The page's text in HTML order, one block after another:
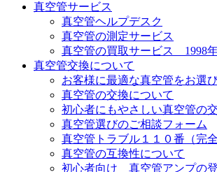
真空管サービス
真空管ヘルプデスク
真空管の測定サービス
真空管の買取サービス 1998
真空管交換について
お客様に最適な真空管をお選
真空管の交換について
初心者にもやさしい真空管の
真空管選びのご相談フォーム
真空管トラブル１１０番（完全
真空管の互換性について
初心者向け 真空管アンプの登